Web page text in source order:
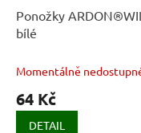
Ponožky
bílé
Momentálně
64 Kč
DETAIL